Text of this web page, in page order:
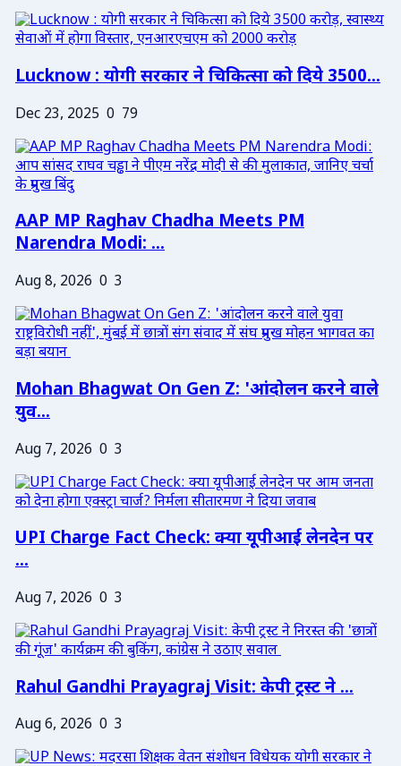
Lucknow : योगी सरकार ने चिकित्सा को दिये 3500...
Dec 23, 2025 0 79
AAP MP Raghav Chadha Meets PM
Narendra Modi: ...
Aug 8, 2026 0 3
Mohan Bhagwat On Gen Z: 'आंदोलन करने वाले
युव...
Aug 7, 2026 0 3
UPI Charge Fact Check: क्या यूपीआई लेनदेन पर
...
Aug 7, 2026 0 3
Rahul Gandhi Prayagraj Visit: केपी ट्रस्ट ने ...
Aug 6, 2026 0 3